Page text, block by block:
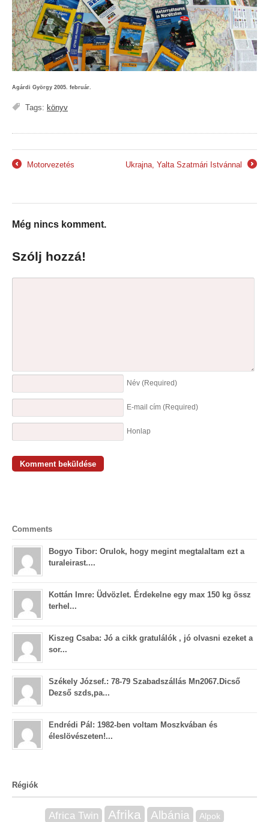
Agárdi György 2005. február.
Tags: könyv
Motorvezetés
Ukrajna, Yalta Szatmári Istvánnal
Még nincs komment.
Szólj hozzá!
Név (Required)
E-mail cím (Required)
Honlap
Comments
Bogyo Tibor: Orulok, hogy megint megtalaltam ezt a
turaleirast....
Kottán Imre: Üdvözlet. Érdekelne egy max 150 kg össz
terhel...
Kiszeg Csaba: Jó a cikk gratulálók , jó olvasni ezeket a
sor...
Székely József.: 78-79 Szabadszállás Mn2067.Dicső
Dezső szds,pa...
Endrédi Pál: 1982-ben voltam Moszkvában és
éleslövészeten!...
Régiók
Africa Twin Afrika Albánia Alpok